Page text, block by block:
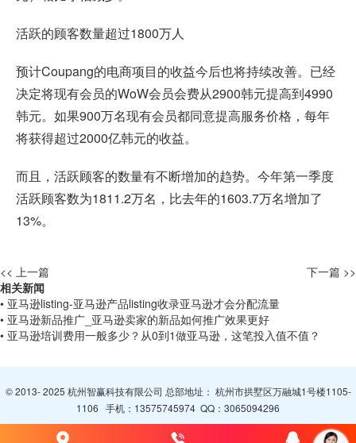
活跃的顾客数量超过1800万人
预计Coupang的电商项目的收益今后也将持续改善。已经
决定将现有会员的WoW会员会费从2900韩元提高到4990
韩元。如果900万名现有会员都同意提高服务价格，每年
将获得超过2000亿韩元的收益。
而且，活跃顾客的数量有不断增加的趋势。今年第一季度
活跃顾客数为1811.2万名，比去年的1603.7万名增加了
13%。
<< 上一篇
下一篇 >>
相关新闻
• 亚马逊listing-亚马逊产品listing收录亚马逊才会分配流量
• 亚马逊新品推广_亚马逊卖家的新品如何推广效果更好
• 亚马逊培训费用一般多少？从0到1做亚马逊，这笔投入值不值？
© 2013- 2025 杭州智赢科技有限公司 总部地址： 杭州市拱墅区万融城1号楼1105-
1106 手机： 13575745974 QQ： 3065094296